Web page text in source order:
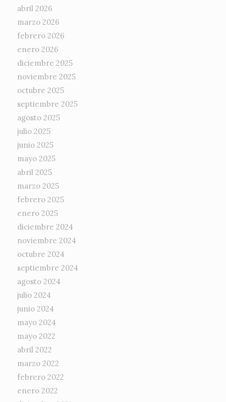
abril 2026
marzo 2026
febrero 2026
enero 2026
diciembre 2025
noviembre 2025
octubre 2025
septiembre 2025
agosto 2025
julio 2025
junio 2025
mayo 2025
abril 2025
marzo 2025
febrero 2025
enero 2025
diciembre 2024
noviembre 2024
octubre 2024
septiembre 2024
agosto 2024
julio 2024
junio 2024
mayo 2024
mayo 2022
abril 2022
marzo 2022
febrero 2022
enero 2022